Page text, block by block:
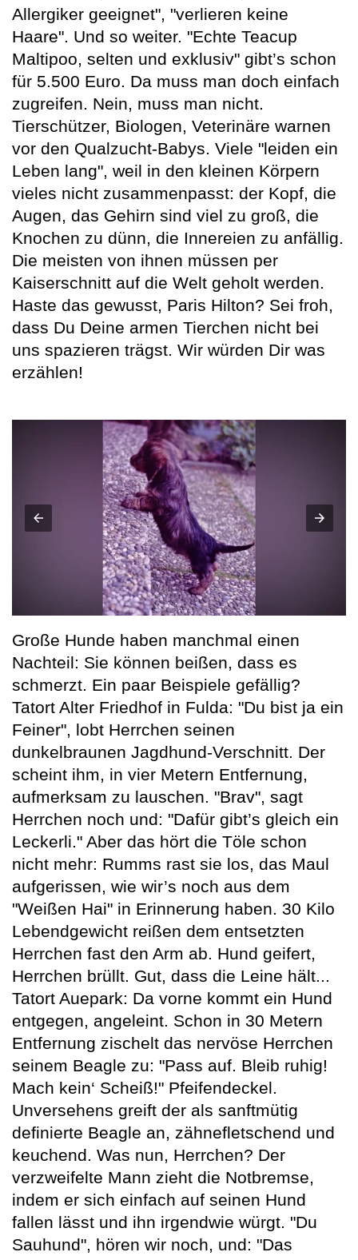
Allergiker geeignet", "verlieren keine
Haare". Und so weiter. "Echte Teacup
Maltipoo, selten und exklusiv" gibt’s schon
für 5.500 Euro. Da muss man doch einfach
zugreifen. Nein, muss man nicht.
Tierschützer, Biologen, Veterinäre warnen
vor den Qualzucht-Babys. Viele "leiden ein
Leben lang", weil in den kleinen Körpern
vieles nicht zusammenpasst: der Kopf, die
Augen, das Gehirn sind viel zu groß, die
Knochen zu dünn, die Innereien zu anfällig.
Die meisten von ihnen müssen per
Kaiserschnitt auf die Welt geholt werden.
Haste das gewusst, Paris Hilton? Sei froh,
dass Du Deine armen Tierchen nicht bei
uns spazieren trägst. Wir würden Dir was
erzählen!
Große Hunde haben manchmal einen
Nachteil: Sie können beißen, dass es
schmerzt. Ein paar Beispiele gefällig?
Tatort Alter Friedhof in Fulda: "Du bist ja ein
Feiner", lobt Herrchen seinen
dunkelbraunen Jagdhund-Verschnitt. Der
scheint ihm, in vier Metern Entfernung,
aufmerksam zu lauschen. "Brav", sagt
Herrchen noch und: "Dafür gibt’s gleich ein
Leckerli." Aber das hört die Töle schon
nicht mehr: Rumms rast sie los, das Maul
aufgerissen, wie wir’s noch aus dem
"Weißen Hai" in Erinnerung haben. 30 Kilo
Lebendgewicht reißen dem entsetzten
Herrchen fast den Arm ab. Hund geifert,
Herrchen brüllt. Gut, dass die Leine hält...
Tatort Auepark: Da vorne kommt ein Hund
entgegen, angeleint. Schon in 30 Metern
Entfernung zischelt das nervöse Herrchen
seinem Beagle zu: "Pass auf. Bleib ruhig!
Mach kein‘ Scheiß!" Pfeifendeckel.
Unversehens greift der als sanftmütig
definierte Beagle an, zähnefletschend und
keuchend. Was nun, Herrchen? Der
verzweifelte Mann zieht die Notbremse,
indem er sich einfach auf seinen Hund
fallen lässt und ihn irgendwie würgt. "Du
Sauhund", hören wir noch, und: "Das